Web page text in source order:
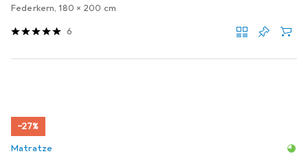
Federkern, 180 x 200 cm
6
−27%
Matratze